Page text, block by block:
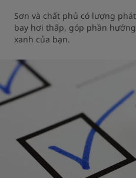
Sơn và chất phủ có lượng
bay hơi thấp, góp phần
xanh của bạn.